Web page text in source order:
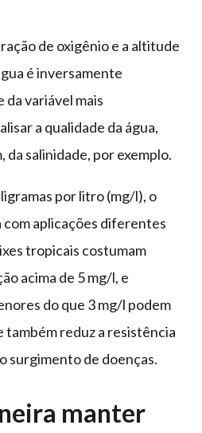
de oxigênio e a altitude
é inversamente
variável mais
a qualidade da água,
salinidade, por exemplo.
por litro (mg/l), o
aplicações diferentes
tropicais costumam
acima de 5 mg/l, e
do que 3 mg/l podem
também reduz a resistência
surgimento de doenças.
manter